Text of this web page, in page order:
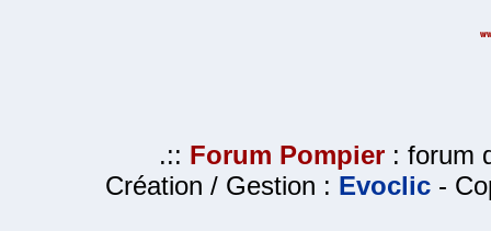
.:: Forum Pompier : forum
Création / Gestion : Evoclic -